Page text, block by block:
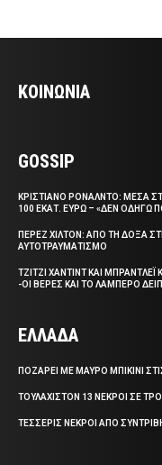
ΚΟΙΝΩΝΙΑ
GOSSIP
ΚΡΙΣΤΙΑΝΟ ΡΟΝΑΛΝΤΟ: ΜΕΣΑ
100 ΕΚΑΤ. ΕΥΡΩ – «ΔΕΝ ΟΔΗΓΩ
ΠΕΡΕΖ ΧΙΛΤΟΝ: ΑΠΟ ΤΗ ΔΟΞΑ
ΑΥΤΟΤΡΑΥΜΑΤΙΣΜΟ
ΤΖΙΤΖΙ ΧΑΝΤΙΝΤ ΚΑΙ
-ΟΙ ΒΕΡΕΣ ΚΑΙ ΤΟ ΛΑΜΠΕΡΟ
ΕΛΛΑΔΑ
ΠΟΖΑΡΕΙ ΜΕ ΜΑΥΡΟ ΜΠΙΚΙΝΙ
ΤΟΥΛΑΧΙΣΤΟΝ 13 ΝΕΚΡΟΙ ΣΕ
ΤΕΣΣΕΡΙΣ ΝΕΚΡΟΙ ΑΠΟ